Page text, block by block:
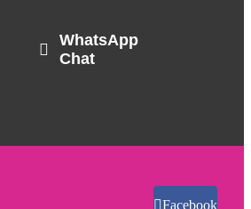
WhatsApp
Chat
Facebook